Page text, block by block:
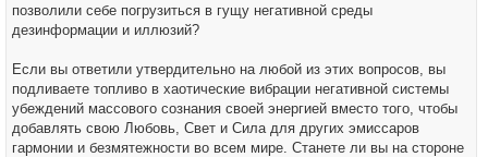
позволили себе погрузиться в гущу негативной среды
дезинформации и иллюзий?
Если вы ответили утвердительно на любой из этих вопросов, вы
подливаете топливо в хаотические вибрации негативной системы
убеждений массового сознания своей энергией вместо того, чтобы
добавлять свою Любовь, Свет и Сила для других эмиссаров
гармонии и безмятежности во всем мире. Станете ли вы на стороне